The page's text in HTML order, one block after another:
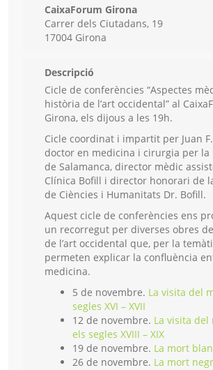
CaixaForum Girona
Carrer dels Ciutadans, 19
17004 Girona
Descripció
Cicle de conferències “Aspectes
història de l’art occidental” al
Girona, els dijous a les 19h.
Cicle coordinat i impartit per Juan
doctor en medicina i cirurgia per la
de Salamanca, director mèdic
Clínica Bofill i director honorari de
de Ciències i Humanitats Dr. Bofill.
Aquest cicle de conferències ens
un recorregut per diverses obres
de l’art occidental que, per la
permeten explicar la confluència
medicina.
5 de novembre. La visita del
segles XVI – XVII
12 de novembre. La visita del
els segles XVIII – XIX
19 de novembre. La mort
26 de novembre. La mort